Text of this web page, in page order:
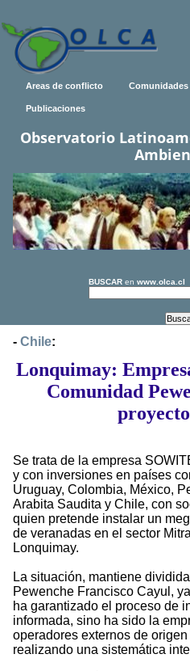
Areas de conflicto Comunidades
Publicaciones
Observatorio
BUSCAR en www.olca.cl
- Chile:
Lonquimay:
Comunidad
Se trata de la empresa
y con inversiones en países
Uruguay, Colombia, México,
Arabita Saudita y Chile, con
quien pretende instalar un
de veranadas en el sector
Lonquimay.
La situación, mantiene
Pewenche Francisco Cayul,
ha garantizado el proceso de
informada, sino ha sido la
operadores externos de
realizando una sistemática